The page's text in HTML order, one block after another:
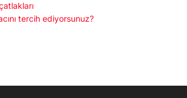
tercih ediyorsunuz?